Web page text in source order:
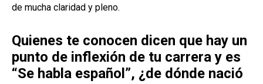
de mucha claridad y pleno.
Quienes te conocen dicen que hay un
punto de inflexión de tu carrera y es
“Se habla español”, ¿de dónde nació